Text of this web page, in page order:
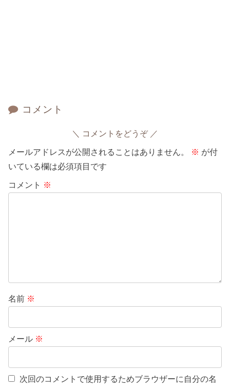
コメント
コメントをどうぞ
メールアドレスが公開されることはありません。 ※ が付
いている欄は必須項目です
コメント ※
名前 ※
メール ※
次回のコメントで使用するためブラウザーに自分の名